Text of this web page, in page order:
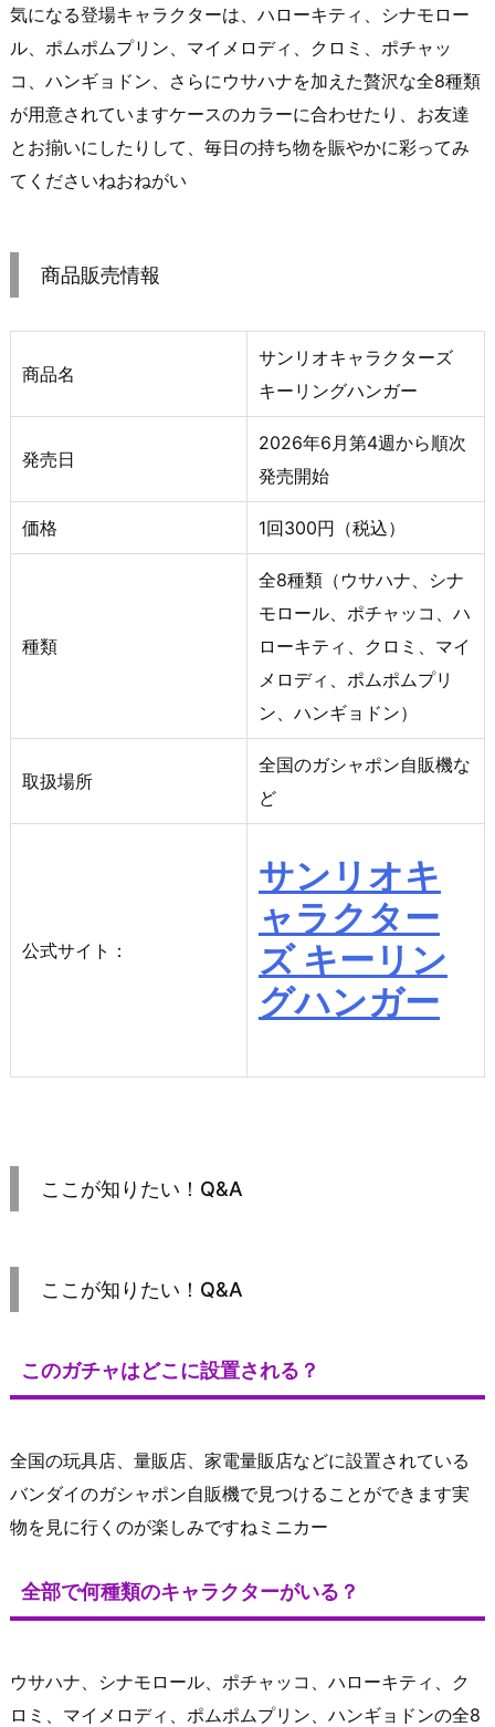
気になる登場キャラクターは、ハローキティ、シナモロー
ル、ポムポムプリン、マイメロディ、クロミ、ポチャッ
コ、ハンギョドン、さらにウサハナを加えた贅沢な全8種類
が用意されていますケースのカラーに合わせたり、お友達
とお揃いにしたりして、毎日の持ち物を賑やかに彩ってみ
てくださいねおねがい
商品販売情報
商品名
サンリオキャラクターズ
キーリングハンガー
発売日
2026年6月第4週から順次
発売開始
価格 1回300円（税込）
種類
全8種類（ウサハナ、シナ
モロール、ポチャッコ、ハ
ローキティ、クロミ、マイ
メロディ、ポムポムプリ
ン、ハンギョドン）
取扱場所
全国のガシャポン自販機な
ど
公式サイト：
サンリオキ
ャラクター
ズ キーリン
グハンガー
ここが知りたい！Q&A
ここが知りたい！Q&A
このガチャはどこに設置される？
全国の玩具店、量販店、家電量販店などに設置されている
バンダイのガシャポン自販機で見つけることができます実
物を見に行くのが楽しみですねミニカー
全部で何種類のキャラクターがいる？
ウサハナ、シナモロール、ポチャッコ、ハローキティ、ク
ロミ、マイメロディ、ポムポムプリン、ハンギョドンの全8